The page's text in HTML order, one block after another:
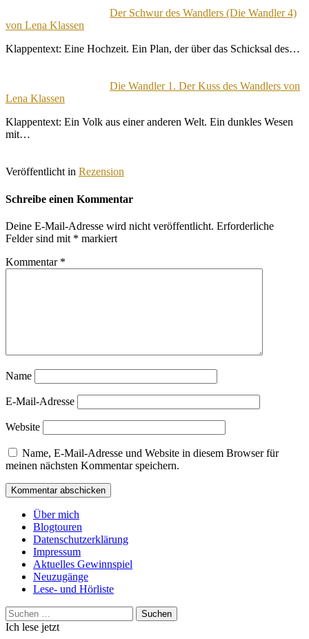
Der Schwur des Wandlers (Die Wandler 4)
von Lena Klassen
Klappentext: Eine Hochzeit. Ein Plan, der über das Schicksal des…
Die Wandler 1. Der Kuss des Wandlers von
Lena Klassen
Klappentext: Ein Volk aus einer anderen Welt. Ein dunkles Wesen
mit…
Veröffentlicht in Rezension
Schreibe einen Kommentar
Deine E-Mail-Adresse wird nicht veröffentlicht. Erforderliche
Felder sind mit * markiert
Kommentar *
Name
E-Mail-Adresse
Website
Name, E-Mail-Adresse und Website in diesem Browser für
meinen nächsten Kommentar speichern.
Über mich
Blogtouren
Datenschutzerklärung
Impressum
Aktuelles Gewinnspiel
Neuzugänge
Lese- und Hörliste
Suchen
nach:
Ich lese jetzt